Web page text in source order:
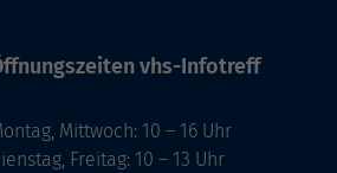
vhs-Infotreff
Mittwoch: 10 – 16 Uhr
Freitag: 10 – 13 Uhr